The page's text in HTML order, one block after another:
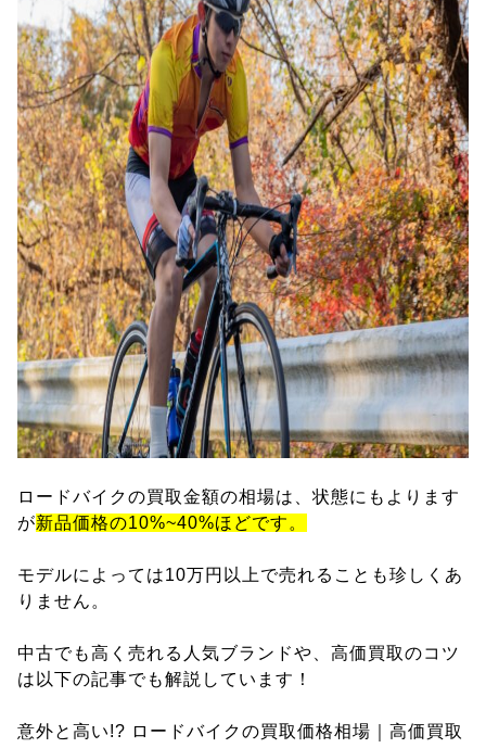
ロードバイクの買取金額の相場は、状態にもよります
が新品価格の10%~40%ほどです。
モデルによっては10万円以上で売れることも珍しくあ
りません。
中古でも高く売れる人気ブランドや、高価買取のコツ
は以下の記事でも解説しています！
意外と高い!? ロードバイクの買取価格相場｜高価買取